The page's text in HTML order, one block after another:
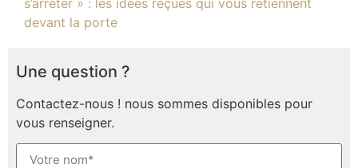
devant la porte
Une question ?
Contactez-nous ! nous sommes disponibles pour
vous renseigner.